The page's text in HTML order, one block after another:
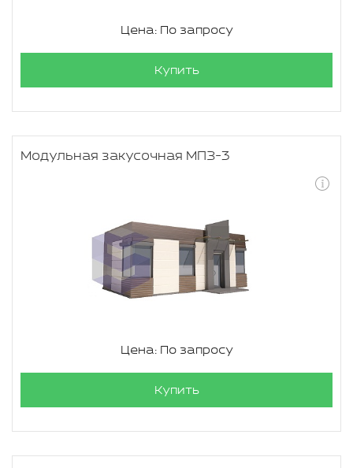
Цена: По запросу
Купить
Модульная закусочная МПЗ-3
Цена: По запросу
Купить